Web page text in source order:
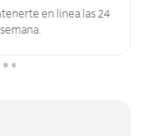
en línea las 24